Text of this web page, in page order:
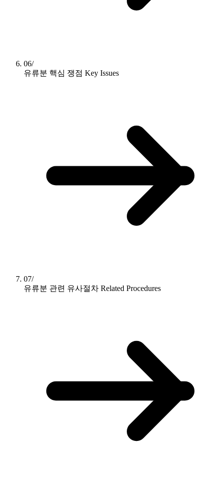
06/
유류분 핵심 쟁점 Key Issues
07/
유류분 관련 유사절차 Related Procedures